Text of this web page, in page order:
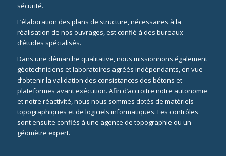
sécurité.
L’élaboration des plans de structure, nécessaires à la
réalisation de nos ouvrages, est confié à des bureaux
d’études spécialisés.
Dans une démarche qualitative, nous missionnons également
géotechniciens et laboratoires agréés indépendants, en vue
d’obtenir la validation des consistances des bétons et
plateformes avant exécution. Afin d’accroitre notre autonomie
et notre réactivité, nous nous sommes dotés de matériels
topographiques et de logiciels informatiques. Les contrôles
sont ensuite confiés à une agence de topographie ou un
géomètre expert.